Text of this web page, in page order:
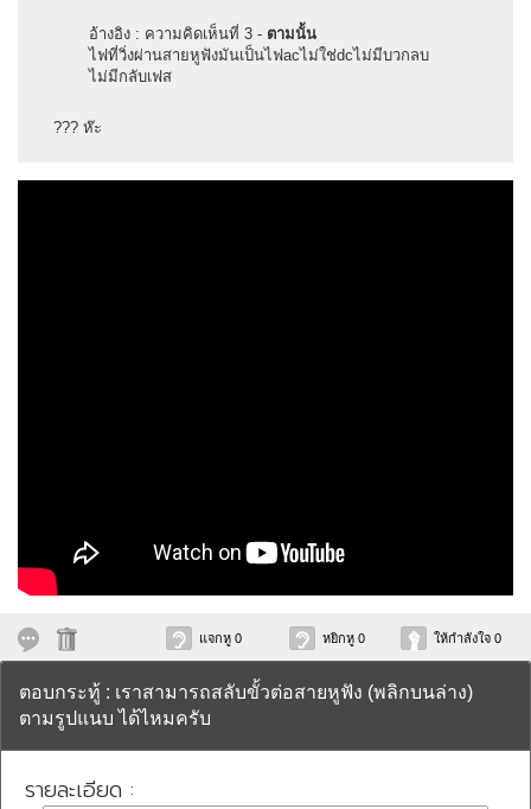
อ้างอิง : ความคิดเห็นที่ 3 - ตามนั้น
ไฟที่วิ่งผ่านสายหูฟังมันเป็นไฟacไม่ใช่dcไม่มีบวกลบ
ไม่มีกลับเฟส
??? ห๊ะ
แจกหู 0 หยิกหู 0 ให้กำลังใจ 0
ตอบกระทู้ : เราสามารถสลับขั้วต่อสายหูฟัง (พลิกบนล่าง)
ตามรูปแนบ ได้ไหมครับ
รายละเอียด :